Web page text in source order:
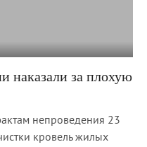
наказали за плохую
непроведения 23
кровель жилых